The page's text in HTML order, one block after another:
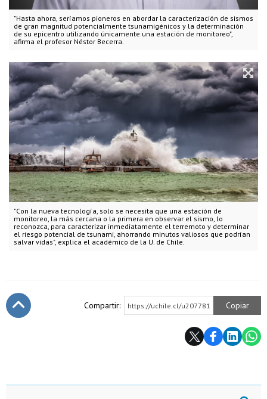
"Hasta ahora, seríamos pioneros en abordar la caracterización de sismos
de gran magnitud potencialmente tsunamigénicos y la determinación
de su epicentro utilizando únicamente una estación de monitoreo",
afirma el profesor Néstor Becerra.
"Con la nueva tecnología, solo se necesita que una estación de
monitoreo, la más cercana o la primera en observar el sismo, lo
reconozca, para caracterizar inmediatamente el terremoto y determinar
el riesgo potencial de tsunami, ahorrando minutos valiosos que podrían
salvar vidas", explica el académico de la U. de Chile.
Compartir: https://uchile.cl/u207781 Copiar